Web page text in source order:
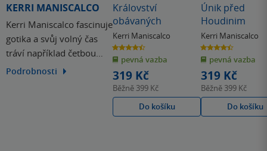
KERRI MANISCALCO
Kerri Maniscalco fascinuje
gotika a svůj volný čas
tráví například četbou
všeho, co jí přijde pod
Podrobnosti
Království
obávaných
Kerri Maniscalco
4.5
z
5
hvězdiček
pevná vazba
319 Kč
Běžně 399 Kč
Do košíku
Únik před
Houdinim
Kerri Maniscalco
4.4
z
5
hvězdiček
pevná vazba
319 Kč
Běžně 399 Kč
Do košíku